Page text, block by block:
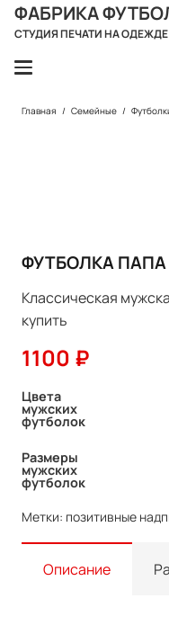
ФАБРИКА
СТУДИЯ ПЕЧАТИ НА ОДЕЖДЕ
Главная / Семейные /
ФУТБОЛКА
Классическая
купить
1100 ₽
Цвета
мужских
футболок
Размеры
мужских
футболок
Метки: позитивные
Описание